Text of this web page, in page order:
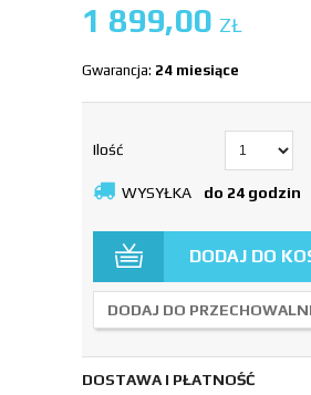
1 899,00 ZŁ
Gwarancja: 24 miesiące
Ilość
WYSYŁKA do 24 godzin
DODAJ DO
DODAJ DO PRZECHOWALNI
DOSTAWA I PŁATNOŚĆ